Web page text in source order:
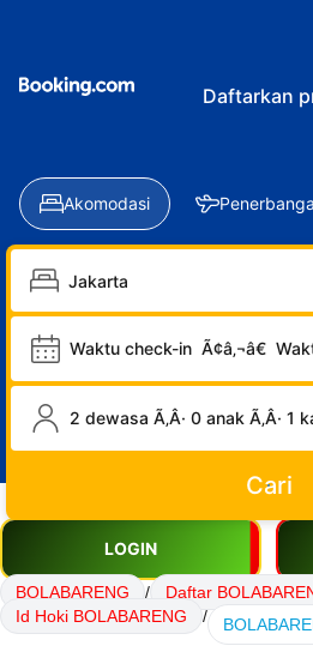
Daftarkan
Akomodasi
Waktu check-in Ã¢â‚¬â€
2 dewasa Ã‚Â· 0 anak Ã‚Â· 1
Cari
LOGIN
BOLABARENG / Daftar
Id Hoki BOLABARENG
/